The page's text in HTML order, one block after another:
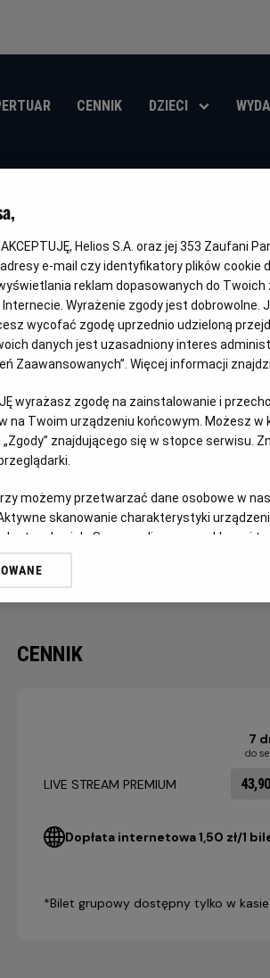
CENNIK DZIECI
Francja -
Oryginalny
Mistrzostwa Świata FIFA 2026 - Półfinał
OBSERWUJ
OPIS WYDARZENIA
Mecz półfinałowy Mistrzostw Świata
Rywalizacja o tytuł najlepszej
zapadnie w pamięć kibicom z wielu
Kto zdobędzie legendarny Puchar
Helios.
CENNIK
7
do
LIVE STREAM PREMIUM
Dopłata internetowa 1,50 zł/1
*Bilet grupowy dostępny tylko w kasie
Helios S.A. oraz jej 353 Zaufani
e-mail czy identyfikatory plików cookie
reklam dopasowanych do
Internecie. Wyrażenie zgody jest
wycofać zgodę uprzednio udzieloną
danych jest uzasadniony interes
Zaawansowanych”. Więcej informacji
wyrażasz zgodę na zainstalowanie i
na Twoim urządzeniu końcowym. Możesz
znajdującego się w stopce serwisu.
możemy przetwarzać dane osobowe w
skanowanie charakterystyki
do nich. Spersonalizowane reklamy i